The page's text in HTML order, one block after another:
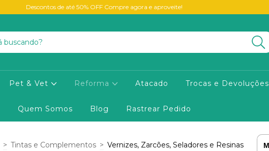
Descontos de até 50% OFF Compre agora e aproveite!
Pet & Vet Reforma Atacado Trocas e Devoluções
Quem Somos Blog Rastrear Pedido
> Tintas e Complementos > Vernizes, Zarcões, Seladores e Resinas